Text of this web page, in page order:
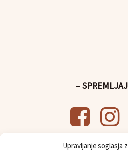
Upravljanje soglasja
–
– UPORABNE